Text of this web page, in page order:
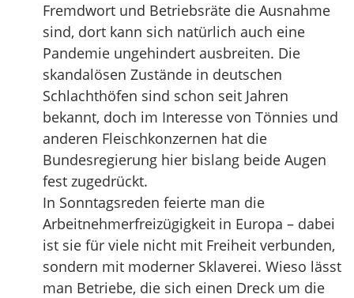
Fremdwort und Betriebsräte die Ausnahme
sind, dort kann sich natürlich auch eine
Pandemie ungehindert ausbreiten. Die
skandalösen Zustände in deutschen
Schlachthöfen sind schon seit Jahren
bekannt, doch im Interesse von Tönnies und
anderen Fleischkonzernen hat die
Bundesregierung hier bislang beide Augen
fest zugedrückt.
In Sonntagsreden feierte man die
Arbeitnehmerfreizügigkeit in Europa – dabei
ist sie für viele nicht mit Freiheit verbunden,
sondern mit moderner Sklaverei. Wieso lässt
man Betriebe, die sich einen Dreck um die